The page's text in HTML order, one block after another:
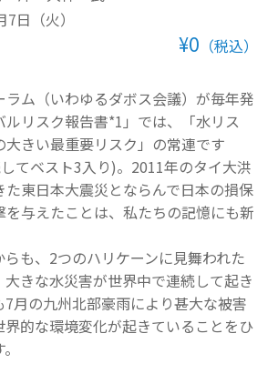
籍
座用テキスト
籍
レポート
日（火）
¥0 （税込）
ム（いわゆるダボス会議）が毎年発
ルリスク報告書*1」では、「水リス
大きい最重要リスク」の常連です
てベスト3入り)。2011年のタイ大洪
東日本大震災とならんで日本の損保
を与えたことは、私たちの記憶にも新
も、2つのハリケーンに見舞われた
大きな水災害が世界中で連続して起き
7月の九州北部豪雨により甚大な被害
的な環境変化が起きていることをひ